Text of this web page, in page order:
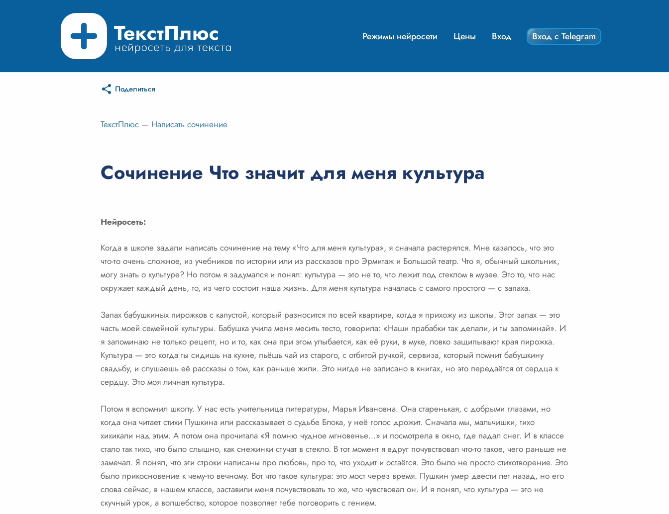
Режимы нейросети Цены Вход Вход с Telegram
Поделиться
ТекстПлюс — Написать сочинение
Сочинение Что значит для меня культура
Нейросеть:
Когда в школе задали написать сочинение на тему «Что для меня культура», я сначала растерялся. Мне казалось, что это
что-то очень сложное, из учебников по истории или из рассказов про Эрмитаж и Большой театр. Что я, обычный школьник,
могу знать о культуре? Но потом я задумался и понял: культура — это не то, что лежит под стеклом в музее. Это то, что нас
окружает каждый день, то, из чего состоит наша жизнь. Для меня культура началась с самого простого — с запаха.
Запах бабушкиных пирожков с капустой, который разносится по всей квартире, когда я прихожу из школы. Этот запах — это
часть моей семейной культуры. Бабушка учила меня месить тесто, говорила: «Наши прабабки так делали, и ты запоминай». И
я запоминаю не только рецепт, но и то, как она при этом улыбается, как её руки, в муке, ловко защипывают края пирожка.
Культура — это когда ты сидишь на кухне, пьёшь чай из старого, с отбитой ручкой, сервиза, который помнит бабушкину
свадьбу, и слушаешь её рассказы о том, как раньше жили. Это нигде не записано в книгах, но это передаётся от сердца к
сердцу. Это моя личная культура.
Потом я вспомнил школу. У нас есть учительница литературы, Марья Ивановна. Она старенькая, с добрыми глазами, но
когда она читает стихи Пушкина или рассказывает о судьбе Блока, у неё голос дрожит. Сначала мы, мальчишки, тихо
хихикали над этим. А потом она прочитала «Я помню чудное мгновенье…» и посмотрела в окно, где падал снег. И в классе
стало так тихо, что было слышно, как снежинки стучат в стекло. В тот момент я вдруг почувствовал что-то такое, чего раньше не
замечал. Я понял, что эти строки написаны про любовь, про то, что уходит и остаётся. Это было не просто стихотворение. Это
было прикосновение к чему-то вечному. Вот что такое культура: это мост через время. Пушкин умер двести лет назад, но его
слова сейчас, в нашем классе, заставили меня почувствовать то же, что чувствовал он. И я понял, что культура — это не
скучный урок, а волшебство, которое позволяет тебе поговорить с гением.